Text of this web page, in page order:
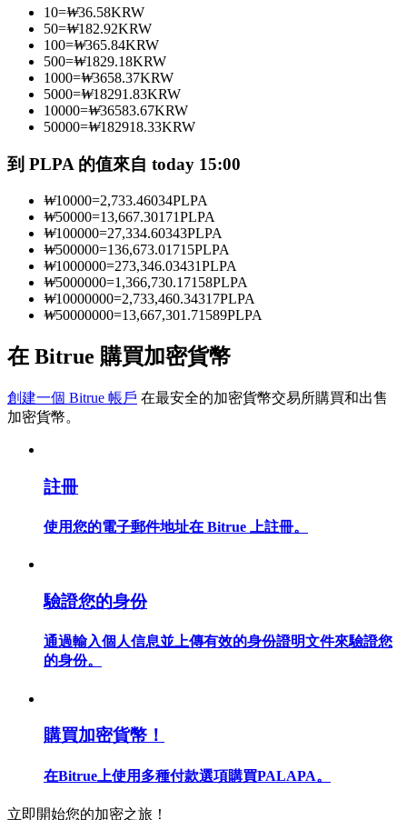
成為跟單交易員
包含交易情況等的大數據分析
合約功能使用指南
交易策略
學習如何保持盈利
10=₩36.58KRW
50=₩182.92KRW
100=₩365.84KRW
500=₩1829.18KRW
1000=₩3658.37KRW
5000=₩18291.83KRW
10000=₩36583.67KRW
50000=₩182918.33KRW
到 PLPA 的值來自 today 15:00
₩10000=2,733.46034PLPA
₩50000=13,667.30171PLPA
₩100000=27,334.60343PLPA
₩500000=136,673.01715PLPA
₩1000000=273,346.03431PLPA
₩5000000=1,366,730.17158PLPA
₩10000000=2,733,460.34317PLPA
₩50000000=13,667,301.71589PLPA
在 Bitrue 購買加密貨幣
創建一個 Bitrue 帳戶 在最安全的加密貨幣交易所購買和出售
加密貨幣。
註冊
使用您的電子郵件地址在 Bitrue 上註冊。
驗證您的身份
通過輸入個人信息並上傳有效的身份證明文件來驗證您
的身份。
購買加密貨幣！
在Bitrue上使用多種付款選項購買PALAPA。
立即開始您的加密之旅！